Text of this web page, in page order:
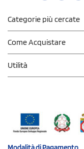
Categorie più cercate
Come Acquistare
Utilità